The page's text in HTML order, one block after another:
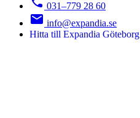
031–779 28 60
info@expandia.se
Hitta till Expandia Göteborg